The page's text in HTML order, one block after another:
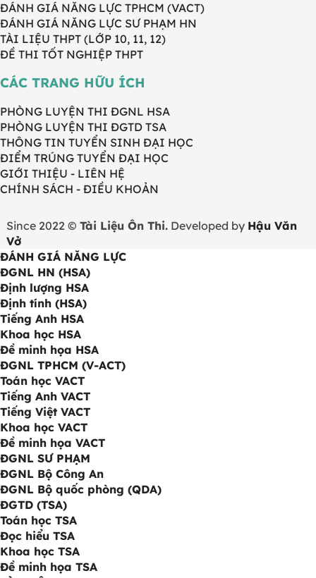
ĐÁNH GIÁ NĂNG LỰC TPHCM (VACT)
ĐÁNH GIÁ NĂNG LỰC SƯ PHẠM HN
TÀI LIỆU THPT (LỚP 10, 11, 12)
ĐỀ THI TỐT NGHIỆP THPT
CÁC TRANG HỮU ÍCH
PHÒNG LUYỆN THI ĐGNL HSA
PHÒNG LUYỆN THI ĐGTD TSA
THÔNG TIN TUYỂN SINH ĐẠI HỌC
ĐIỂM TRÚNG TUYỂN ĐẠI HỌC
GIỚI THIỆU - LIÊN HỆ
CHÍNH SÁCH - ĐIỀU KHOẢN
Since 2022 © Tài Liệu Ôn Thi.Developed by Hậu Văn
Vở
ĐÁNH GIÁ NĂNG LỰC
ĐGNL HN (HSA)
Định lượng HSA
Định tính (HSA)
Tiếng Anh HSA
Khoa học HSA
Đề minh họa HSA
ĐGNL TPHCM (V-ACT)
Toán học VACT
Tiếng Anh VACT
Tiếng Việt VACT
Khoa học VACT
Đề minh họa VACT
ĐGNL SƯ PHẠM
ĐGNL Bộ Công An
ĐGNL Bộ quốc phòng (QDA)
ĐGTD (TSA)
Toán học TSA
Đọc hiểu TSA
Khoa học TSA
Đề minh họa TSA